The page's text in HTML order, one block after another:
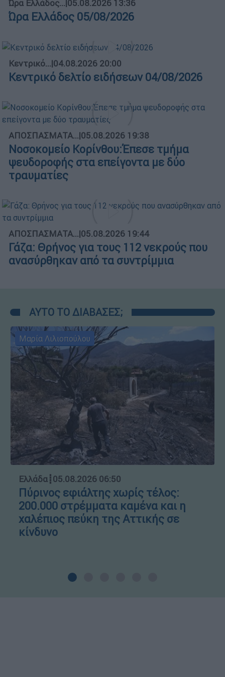
Ώρα Ελλάδος... 05.08.2026 13:36
Ώρα Ελλάδος 05/08/2026
Κεντρικό...|04.08.2026 20:00
Κεντρικό δελτίο ειδήσεων 04/08/2026
ΑΠΟΣΠΑΣΜΑΤΑ...|05.08.2026 19:38
Νοσοκομείο Κορίνθου:Έπεσε τμήμα
ψευδοροφής στα επείγοντα με δύο
τραυματίες
ΑΠΟΣΠΑΣΜΑΤΑ...|05.08.2026 19:44
Γάζα: Θρήνος για τους 112 νεκρούς που
ανασύρθηκαν από τα συντρίμμια
ΑΥΤΟ ΤΟ ΔΙΑΒΑΣΕΣ;
Μαρία Λιλιοπούλου
Ελλάδα┋05.08.2026 06:50
Πύρινος εφιάλτης χωρίς τέλος:
200.000 στρέμματα καμένα και η
χαλέπιος πεύκη της Αττικής σε
κίνδυνο